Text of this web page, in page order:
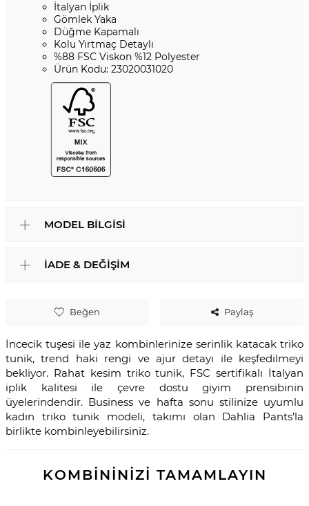
Beğen Paylaş
İncecik tuşesi ile yaz kombinlerinize serinlik katacak triko
tunik, trend haki rengi ve ajur detayı ile keşfedilmeyi
bekliyor. Rahat kesim triko tunik, FSC sertifikalı İtalyan
iplik kalitesi ile çevre dostu giyim prensibinin
üyelerindendir. Business ve hafta sonu stilinize uyumlu
kadın triko tunik modeli, takımı olan Dahlia Pants’la
birlikte kombinleyebilirsiniz.
İtalyan İplik
Gömlek Yaka
Düğme Kapamalı
Kolu Yırtmaç Detaylı
%88 FSC Viskon %12 Polyester
Ürün Kodu: 23020031020
MODEL BILGISI
İADE & DEĞIŞIM
KOMBİNİNİZİ TAMAMLAYIN